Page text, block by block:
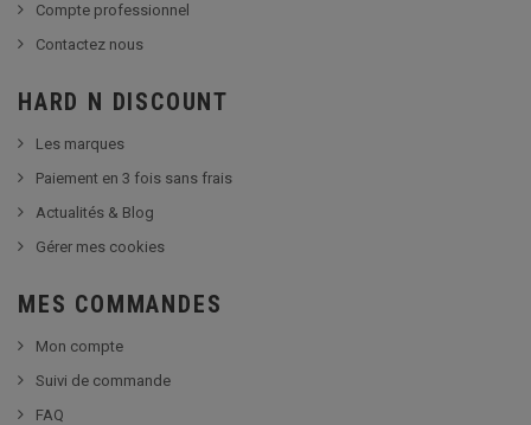
Compte professionnel
Contactez nous
HARD N DISCOUNT
Les marques
Paiement en 3 fois sans frais
Actualités & Blog
Gérer mes cookies
MES COMMANDES
Mon compte
Suivi de commande
FAQ